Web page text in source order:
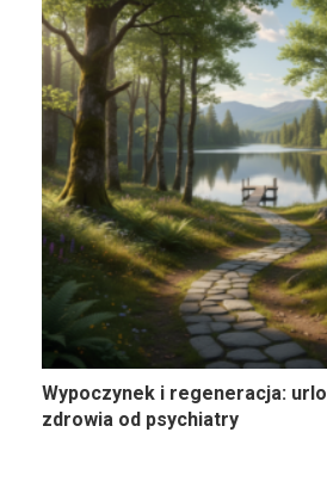
Wypoczynek i regeneracja:
zdrowia od psychiatry